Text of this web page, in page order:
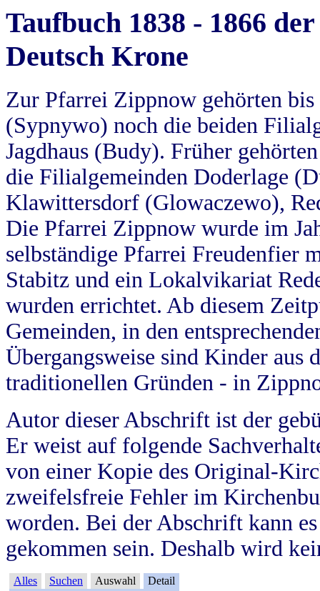
Taufbuch 1838 - 1866
Deutsch Krone
Zur Pfarrei Zippnow gehörten
(Sypnywo) noch die beiden
Jagdhaus (Budy). Früher
die Filialgemeinden Doderlage
Klawittersdorf (Glowaczewo),
Die Pfarrei Zippnow wurde im
selbständige Pfarrei Freudenfier
Stabitz und ein Lokalvikariat
wurden errichtet. Ab diesem
Gemeinden, in den
Übergangsweise sind Kinder aus
traditionellen Gründen - in
Autor dieser Abschrift ist der
Er weist auf folgende
von einer Kopie des Original-
zweifelsfreie Fehler im
worden. Bei der Abschrift kann
gekommen sein. Deshalb wird
Alles Suchen Auswahl Detail